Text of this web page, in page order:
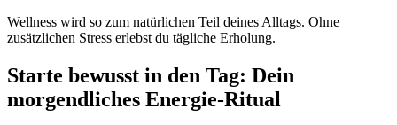
Wellness wird so zum natürlichen Teil deines Alltags. Ohne
zusätzlichen Stress erlebst du tägliche Erholung.
Starte bewusst in den Tag: Dein
morgendliches Energie-Ritual